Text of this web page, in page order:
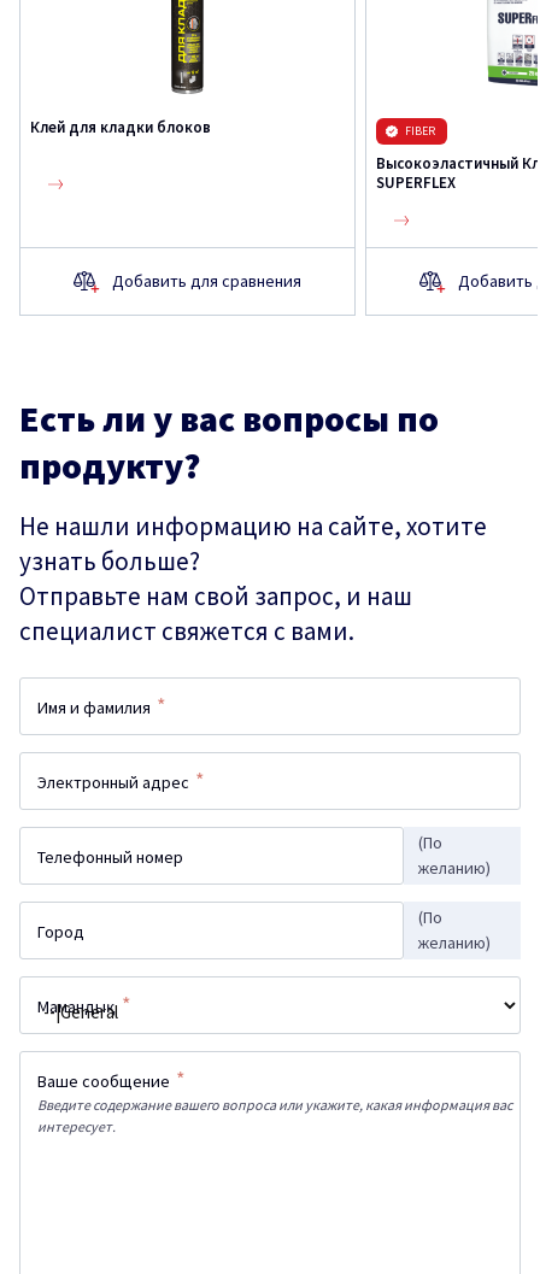
Клей для кладки блоков
Добавить для сравнения
FIBER
Высокоэластичный
SUPERFLEX
Добавить
Есть ли у вас вопросы по
продукту?
Не нашли информацию на сайте, хотите
узнать больше?
Отправьте нам свой запрос, и наш
специалист свяжется с вами.
Имя и фамилия *
Электронный адрес *
Телефонный номер
(По
желанию)
Город
(По
желанию)
Мамандық *
Ваше сообщение *
Введите содержание вашего вопроса или укажите, какая информация вас
интересует.